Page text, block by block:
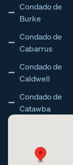
Condado de
Burke
Condado de
Cabarrus
Condado de
Caldwell
Condado de
Catawba